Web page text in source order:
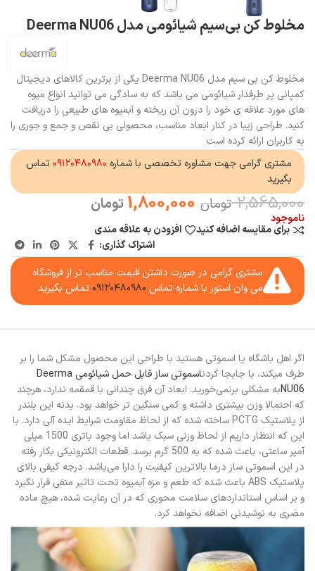
مخلوط‌ کن بی‌سیم شیائومی مدل Deerma NU06
مخلوط‌ کن بی سیم مدل Deerma NU06 یکی از برترین کالاهای دیجیتال
کمپانی پر طرفدار شیائومی می باشد که به سادگی می توانید انواع میوه
های مورد علاقه ی خود را درون آن ریخته و آبمیوه های طبیعی را دریافت
کنید. طراحی زیبا در کنار ابعاد مناسب، محصولی بی نقص و جمع و جوری را
به کاربران ارائه کرده است
مشتری گرامی جهت مشاوره تخصصی با شماره ۰۹۱۲۰۴۸۰۹۸۰ تماس
بگیرید
2,565,000 تومان 1,800,000 تومان
ناموجود
برای مقایسه اضافه کنید
افزودن به علاقه مندی
اشتراک گذاری:
مشتری گرامی در صورت داشتن قیمت مناسب تر از فروشگاه
می وان استور با شماره تماس ۰۹۱۲۰۴۸۰۹۸۰ تماس بگیرید
اگر اهل باشگاه یا اسموتی هستید با طراحی این محصول مشکل شما را بر
طرف میکند، با جابجا کردن
اسموتی ساز قابل حمل شیائومی Deerma
NU06به مشکلی برنمی‌خورید. ابعاد آن فرق چندانی با قمقمه ندارد، هرچند
که احتمالا وزن بیشتری داشته و کمی سنگین تر خواهد بود. بدنه این بلندر
از پلاستیک PCTG ساخته شده که از لحاظ مقاومت شرایط ایده آلی دارد. با
این که انتظار داریم از لحاظ وزنی سبک باشد اما وجود باتری 1500 میلی
آمپر ساعتی، باعث شده که به 500 گرم برسد. قطعات الکترونیکی بکار رفته
در این اسموتی ساز درما بالاترین کیفیت را دارا می‌باشد. درجه کیفی بالای
پلاستیک ABS باعث شده که طعم و مزه آبمیوه تحت تاثیر منفی قرار نگیرد
و بر اساس استانداردهای سلامت محوری که در آن رعایت شده، هیچ ماده
مضری به نوشیدنی اضافه نخواهد کرد.